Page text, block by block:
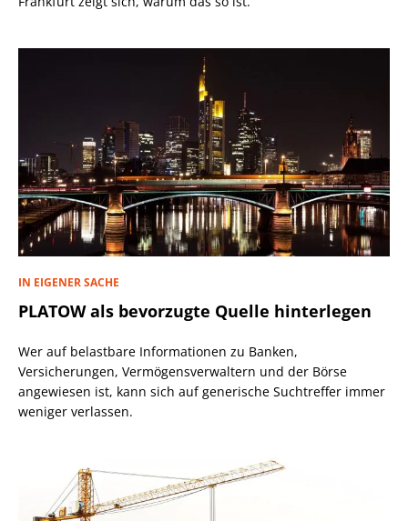
IN EIGENER SACHE
PLATOW als bevorzugte Quelle hinterlegen
Wer auf belastbare Informationen zu Banken,
Versicherungen, Vermögensverwaltern und der Börse
angewiesen ist, kann sich auf generische Suchtreffer immer
weniger verlassen.